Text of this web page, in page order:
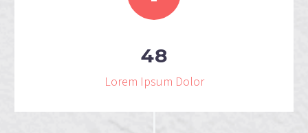
48
Lorem Ipsum Dolor